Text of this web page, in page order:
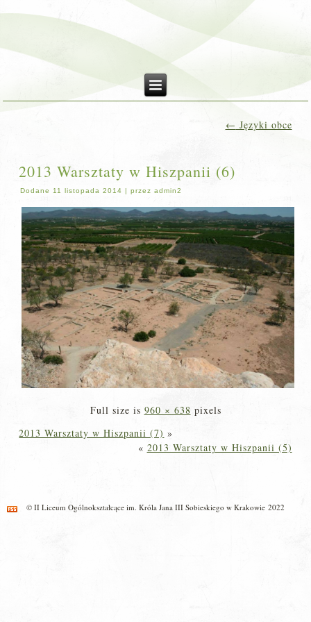
← Języki obce
2013 Warsztaty w Hiszpanii (6)
Dodane 11 listopada 2014 |przez admin2
Full size is 960 × 638 pixels
2013 Warsztaty w Hiszpanii (7) »
« 2013 Warsztaty w Hiszpanii (5)
© II Liceum Ogólnokształcące im. Króla Jana III Sobieskiego w Krakowie 2022